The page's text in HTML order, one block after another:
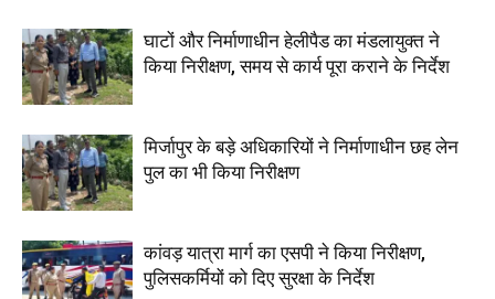
घाटों और निर्माणाधीन हेलीपैड का मंडलायुक्त ने
किया निरीक्षण, समय से कार्य पूरा कराने के निर्देश
मिर्जापुर के बड़े अधिकारियों ने निर्माणाधीन छह लेन
पुल का भी किया निरीक्षण
कांवड़ यात्रा मार्ग का एसपी ने किया निरीक्षण,
पुलिसकर्मियों को दिए सुरक्षा के निर्देश